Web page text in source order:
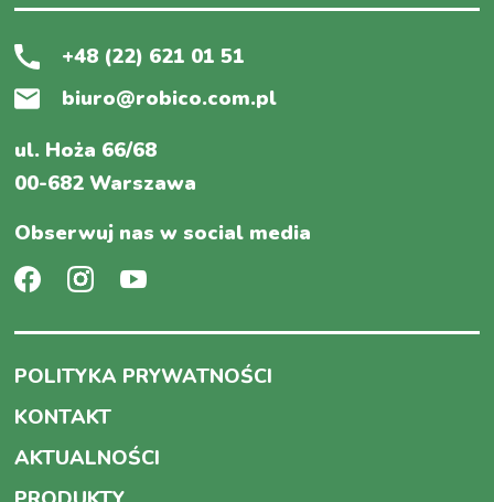
+48 (22) 621 01 51
biuro@robico.com.pl
ul. Hoża 66/68
00-682 Warszawa
Obserwuj nas w social media
POLITYKA PRYWATNOŚCI
KONTAKT
AKTUALNOŚCI